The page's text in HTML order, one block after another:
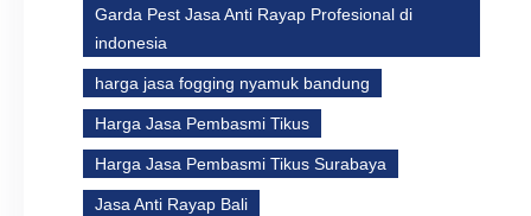
Garda Pest Jasa Anti Rayap Profesional di
indonesia
harga jasa fogging nyamuk bandung
Harga Jasa Pembasmi Tikus
Harga Jasa Pembasmi Tikus Surabaya
Jasa Anti Rayap Bali